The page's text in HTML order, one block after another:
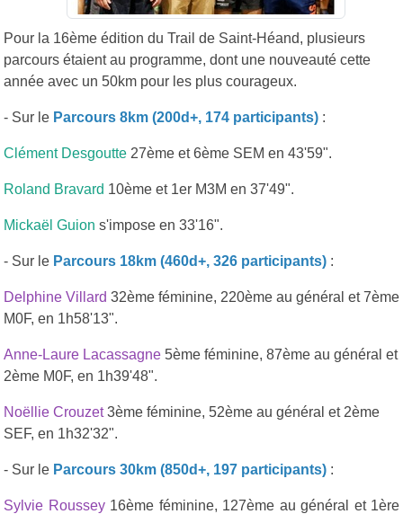
Pour la 16ème édition du Trail de Saint-Héand, plusieurs
parcours étaient au programme, dont une nouveauté cette
année avec un 50km pour les plus courageux.
- Sur le Parcours 8km (200d+, 174 participants) :
Clément Desgoutte 27ème et 6ème SEM en 43'59".
Roland Bravard 10ème et 1er M3M en 37'49".
Mickaël Guion s'impose en 33'16".
- Sur le Parcours 18km (460d+, 326 participants) :
Delphine Villard 32ème féminine, 220ème au général et 7ème
M0F, en 1h58'13".
Anne-Laure Lacassagne 5ème féminine, 87ème au général et
2ème M0F, en 1h39'48".
Noëllie Crouzet3ème féminine, 52ème au général et 2ème
SEF, en 1h32'32".
- Sur le Parcours 30km (850d+, 197 participants) :
Sylvie Roussey 16ème féminine, 127ème au général et 1ère